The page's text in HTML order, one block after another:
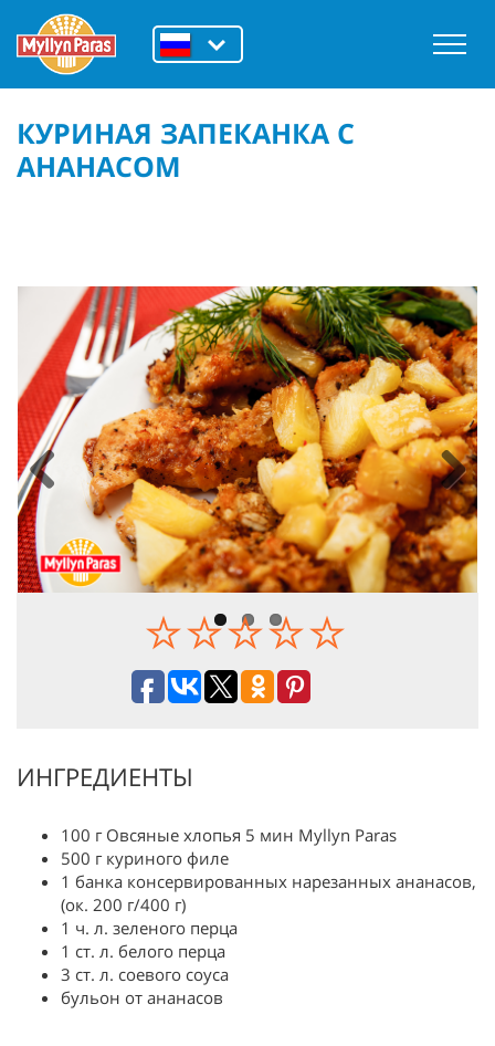
КУРИНАЯ ЗАПЕКАНКА С
АНАНАСОМ
Previous Next
ИНГРЕДИЕНТЫ
100 г Овсяные хлопья 5 мин Myllyn Paras
500 г куриного филе
1 банка консервированных нарезанных ананасов,
(ок. 200 г/400 г)
1 ч. л. зеленого перца
1 ст. л. белого перца
3 ст. л. соевого соуса
бульон от ананасов